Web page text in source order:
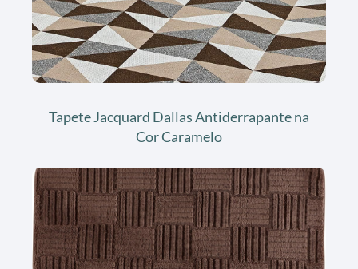
Tapete Jacquard Dallas Antiderrapante na
Cor Caramelo